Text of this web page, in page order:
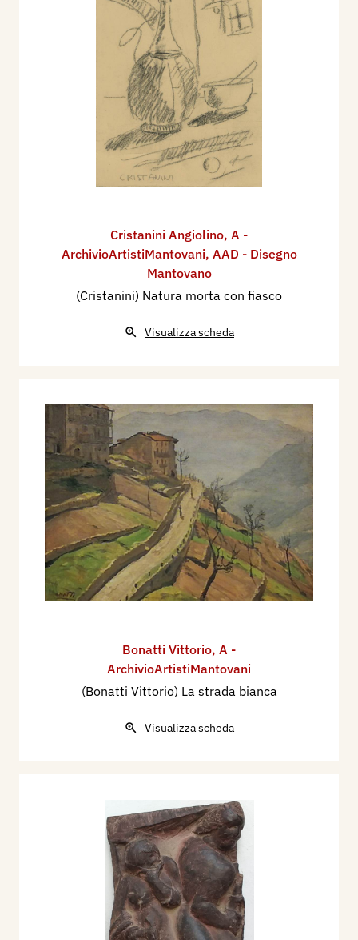
Cristanini Angiolino, A -
ArchivioArtistiMantovani, AAD - Disegno
Mantovano
(Cristanini) Natura morta con fiasco
Visualizza scheda
Bonatti Vittorio, A -
ArchivioArtistiMantovani
(Bonatti Vittorio) La strada bianca
Visualizza scheda